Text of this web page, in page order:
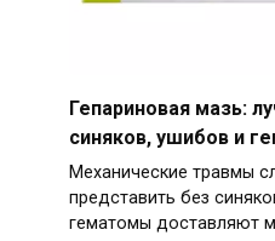
Гепариновая мазь:
синяков, ушибов и
Механические травмы
представить без
гематомы доставляют